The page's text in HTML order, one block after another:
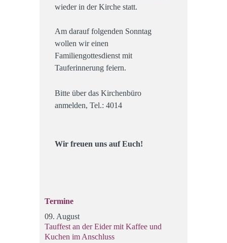
wieder in der Kirche statt.
Am darauf folgenden Sonntag
wollen wir einen
Familiengottesdienst mit
Tauferinnerung feiern.
Bitte über das Kirchenbüro
anmelden, Tel.: 4014
Wir freuen uns auf Euch!
Termine
09. August
Tauffest an der Eider mit Kaffee und
Kuchen im Anschluss